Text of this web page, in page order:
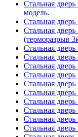
Стальная
модель.
Стальная
Стальная
(терморазрыв
Стальная
Стальная
Стальная
Стальная
Стальная
Стальная
Стальная
Стальная
Стальная
Стальная